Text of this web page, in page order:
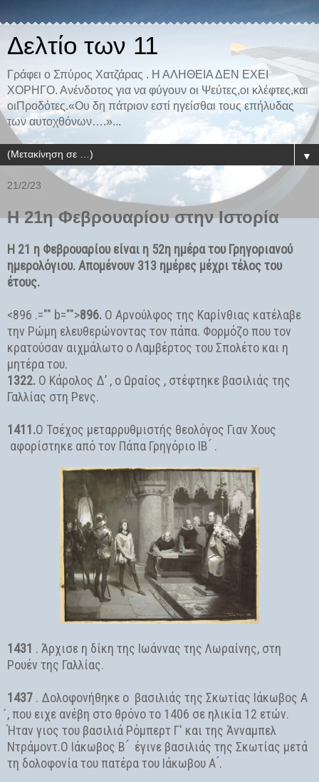
Δελτίο των 11
Γράφει ο Σπύρος Χατζάρας . Η ΑΛΗΘΕΙΑ ΔΕΝ ΕΧΕΙ
ΧΟΡΗΓΟ. Ανένδοτος για να φύγουν οι Ψεύτες,οι κλέφτες,και
οιΠροδότες.«Ου δη πάτριον εστί ηγείσθαι τους επήλυδας
των αυτοχθόνων….»...
▼
21/2/23
Η 21η Φεβρουαρίου στην Ιστορία
Η 21 η Φεβρουαρίου είναι η 52η ημέρα του Γρηγοριανού
ημερολόγιου. Απομένουν 313 ημέρες μέχρι τέλος του
έτους.
<896 .="" b="">896. Ο Αρνούλφος της Καρίνθιας κατέλαβε
την Ρώμη ελευθερώνοντας τον πάπα. Φορμόζο που τον
κρατούσαν αιχμάλωτο ο Λαμβέρτος του Σπολέτο και η
μητέρα του.
1322. Ο Κάρολος Δ’ , ο Ωραίος , στέφτηκε βασιλιάς της
Γαλλίας στη Ρενς.
1411.Ο Τσέχος μεταρρυθμιστής θεολόγος Γιαν Χους
αφορίστηκε από τον Πάπα Γρηγόριο ΙΒ ́ .
1431 . Άρχισε η δίκη της Ιωάννας της Λωραίνης, στη
Ρουέν της Γαλλίας.
1437 . Δολοφονήθηκε ο βασιλιάς της Σκωτίας Ιάκωβος Α
́, που ειχε ανέβη στο θρόνο το 1406 σε ηλικία 12 ετών.
Ήταν γιος του βασιλιά Ρόμπερτ Γ' και της Άνναμπελ
Ντράμοντ.Ο Ιάκωβος Β ́ έγινε βασιλιάς της Σκωτίας μετά
τη δολοφονία του πατέρα του Ιάκωβου Α ́.